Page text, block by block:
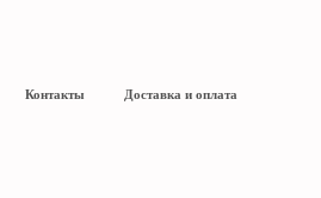
Контакты Доставка и оплата